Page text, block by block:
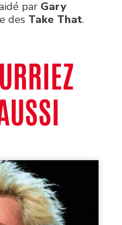
par Gary
des Take That.